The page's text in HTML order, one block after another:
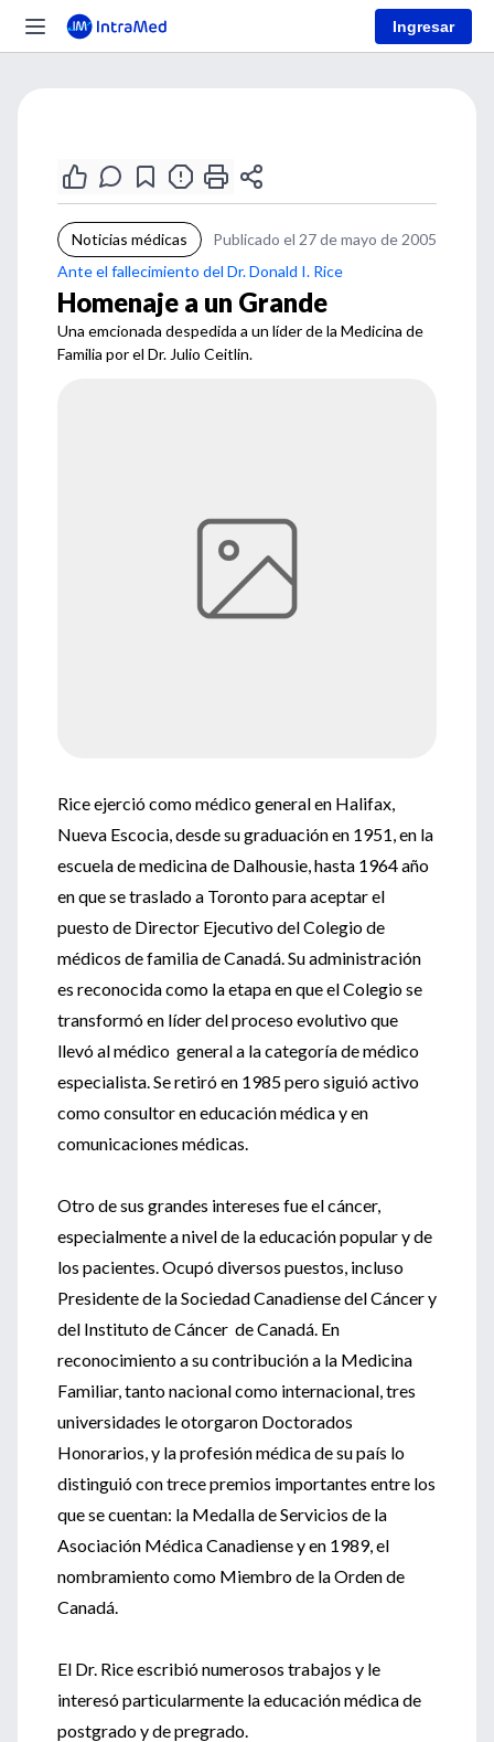
Ingresar
Noticias médicas
Publicado el 27 de mayo de 2005
Ante el fallecimiento del Dr. Donald I. Rice
Homenaje a un Grande
Una emcionada despedida a un líder de la Medicina de
Familia por el Dr. Julio Ceitlin.
Rice ejerció como médico general en Halifax,
Nueva Escocia, desde su graduación en 1951, en la
escuela de medicina de Dalhousie, hasta 1964 año
en que se traslado a Toronto para aceptar el
puesto de Director Ejecutivo del Colegio de
médicos de familia de Canadá. Su administración
es reconocida como la etapa en que el Colegio se
transformó en líder del proceso evolutivo que
llevó al médico general a la categoría de médico
especialista. Se retiró en 1985 pero siguió activo
como consultor en educación médica y en
comunicaciones médicas.
Otro de sus grandes intereses fue el cáncer,
especialmente a nivel de la educación popular y de
los pacientes. Ocupó diversos puestos, incluso
Presidente de la Sociedad Canadiense del Cáncer y
del Instituto de Cáncer de Canadá. En
reconocimiento a su contribución a la Medicina
Familiar, tanto nacional como internacional, tres
universidades le otorgaron Doctorados
Honorarios, y la profesión médica de su país lo
distinguió con trece premios importantes entre los
que se cuentan: la Medalla de Servicios de la
Asociación Médica Canadiense y en 1989, el
nombramiento como Miembro de la Orden de
Canadá.
El Dr. Rice escribió numerosos trabajos y le
interesó particularmente la educación médica de
postgrado y de pregrado.